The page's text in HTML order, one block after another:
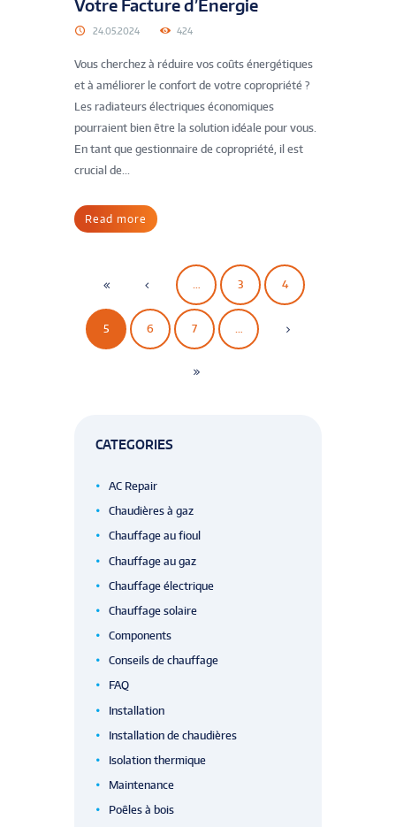
Votre Facture d’Énergie
24.05.2024 424
Vous cherchez à réduire vos coûts énergétiques
et à améliorer le confort de votre copropriété ?
Les radiateurs électriques économiques
pourraient bien être la solution idéale pour vous.
En tant que gestionnaire de copropriété, il est
crucial de...
Read more
… 3 4
5 6 7 …
CATEGORIES
AC Repair
Chaudières à gaz
Chauffage au fioul
Chauffage au gaz
Chauffage électrique
Chauffage solaire
Components
Conseils de chauffage
FAQ
Installation
Installation de chaudières
Isolation thermique
Maintenance
Poêles à bois